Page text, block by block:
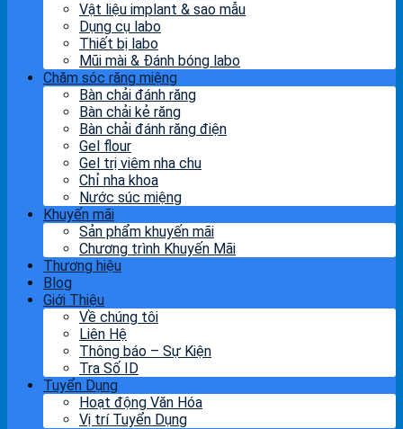
Vật liệu implant & sao mẫu
Dụng cụ labo
Thiết bị labo
Mũi mài & Đánh bóng labo
Chăm sóc răng miệng
Bàn chải đánh răng
Bàn chải kẻ răng
Bàn chải đánh răng điện
Gel flour
Gel trị viêm nha chu
Chỉ nha khoa
Nước súc miệng
Khuyến mãi
Sản phẩm khuyến mãi
Chương trình Khuyến Mãi
Thương hiệu
Blog
Giới Thiệu
Về chúng tôi
Liên Hệ
Thông báo – Sự Kiện
Tra Số ID
Tuyển Dụng
Hoạt động Văn Hóa
Vị trí Tuyển Dụng